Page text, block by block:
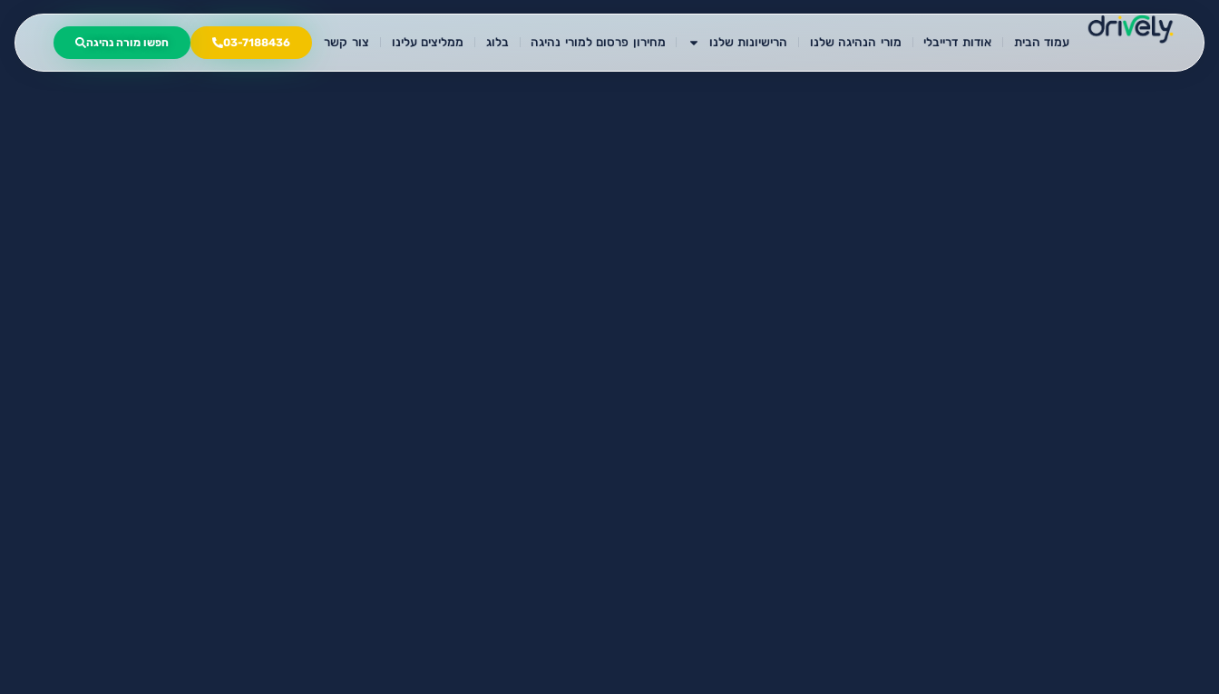
עמוד הבית אודות דרייבלי מורי הנהיגה שלנו הרישיונות שלנו מחירון פרסום למורי נהיגה בלוג ממליצים עלינו צור קשר 03-7188436 חפשו מורה נהיגה